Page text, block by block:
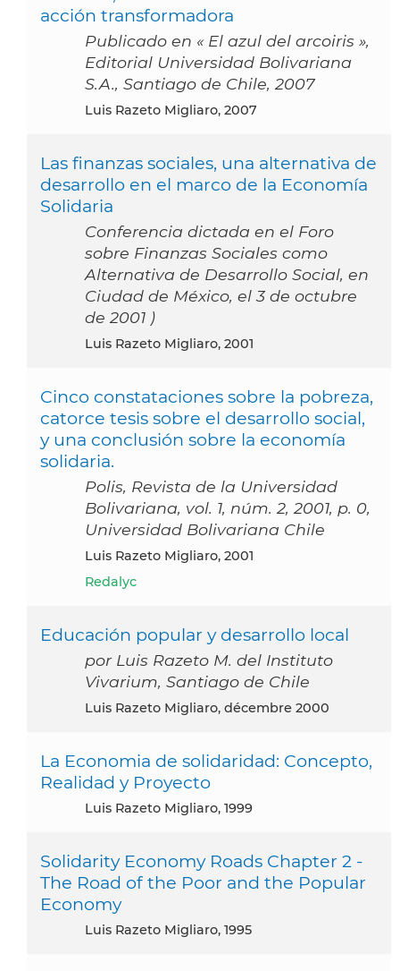
acción transformadora
Publicado en « El azul del arcoiris »,
Editorial Universidad Bolivariana
S.A., Santiago de Chile, 2007
Luis Razeto Migliaro, 2007
Las finanzas sociales, una alternativa de
desarrollo en el marco de la Economía
Solidaria
Conferencia dictada en el Foro
sobre Finanzas Sociales como
Alternativa de Desarrollo Social, en
Ciudad de México, el 3 de octubre
de 2001 )
Luis Razeto Migliaro, 2001
Cinco constataciones sobre la pobreza,
catorce tesis sobre el desarrollo social,
y una conclusión sobre la economía
solidaria.
Polis, Revista de la Universidad
Bolivariana, vol. 1, núm. 2, 2001, p. 0,
Universidad Bolivariana Chile
Luis Razeto Migliaro, 2001
Redalyc
Educación popular y desarrollo local
por Luis Razeto M. del Instituto
Vivarium, Santiago de Chile
Luis Razeto Migliaro, décembre 2000
La Economia de solidaridad: Concepto,
Realidad y Proyecto
Luis Razeto Migliaro, 1999
Solidarity Economy Roads Chapter 2 -
The Road of the Poor and the Popular
Economy
Luis Razeto Migliaro, 1995